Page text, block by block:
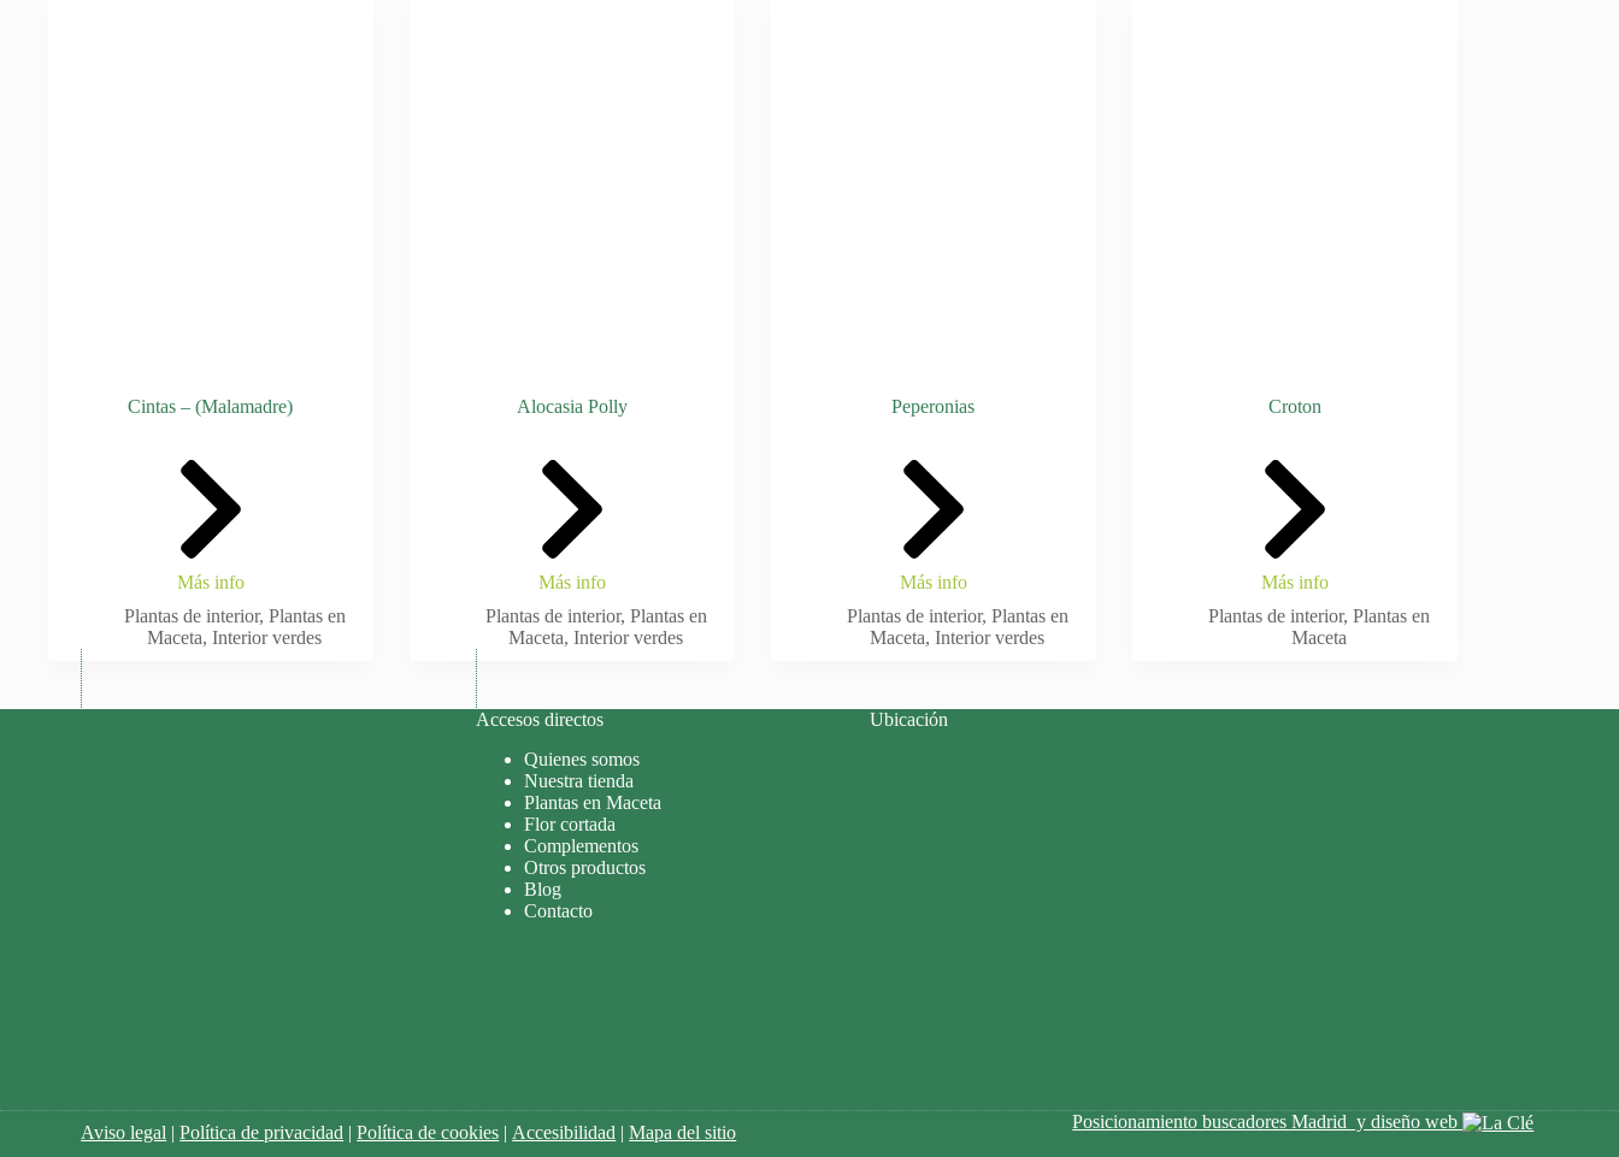
Cintas – (Malamadre)
Más info
Plantas de interior, Plantas en
Maceta,Interior verdes
Alocasia Polly
Más info
Plantas de interior, Plantas en
Maceta,Interior verdes
Peperonias
Más info
Plantas de interior, Plantas en
Maceta,Interior verdes
Croton
Más info
Plantas de interior, Plantas en
Maceta
Accesos directos
Quienes somos
Nuestra tienda
Plantas en Maceta
Flor cortada
Complementos
Otros productos
Blog
Contacto
Ubicación
Aviso legal |Política de privacidad |Política de cookies | Accesibilidad |Mapa del sitio
Posicionamiento buscadores Madrid y diseño web